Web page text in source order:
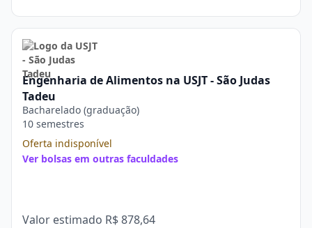
Engenharia de Alimentos na USJT - São Judas
Tadeu
Bacharelado (graduação)
10 semestres
Oferta indisponível
Ver bolsas em outras faculdades
Valor estimado R$ 878,64